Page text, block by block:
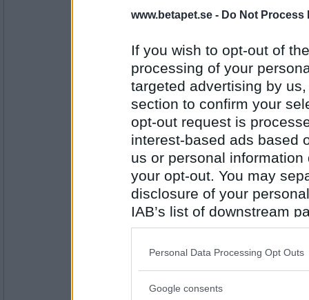
www.betapet.se - Do Not Process
If you wish to opt-out of
processing of your
targeted advertising by
section to confirm your
opt-out request is
interest-based ads based
us or personal
your opt-out. You may
disclosure of your
IAB’s list of downstream
also be disclosed by us
Downstream Participants
Please note that this
Personal Data Processing Opt Outs
Google consents
Antal inlägg:
5144
Jag äger en stuga
Antal inlägg:
1426
Falskt.
Jag tycker om att svänga de lurviga.
Antal inlägg:
Jag gillar öl.